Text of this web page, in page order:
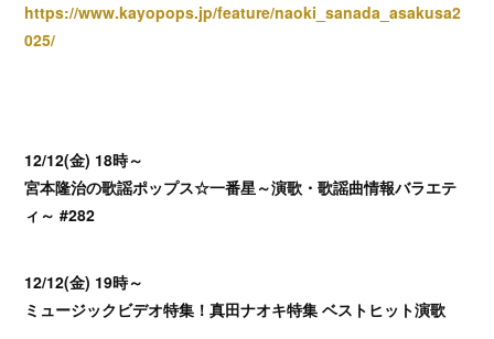
https://www.kayopops.jp/feature/naoki_sanada_asakusa2
025/
12/12(金) 18時～
宮本隆治の歌謡ポップス☆一番星～演歌・歌謡曲情報バラエテ
ィ～ #282
12/12(金) 19時～
ミュージックビデオ特集！真田ナオキ特集 ベストヒット演歌